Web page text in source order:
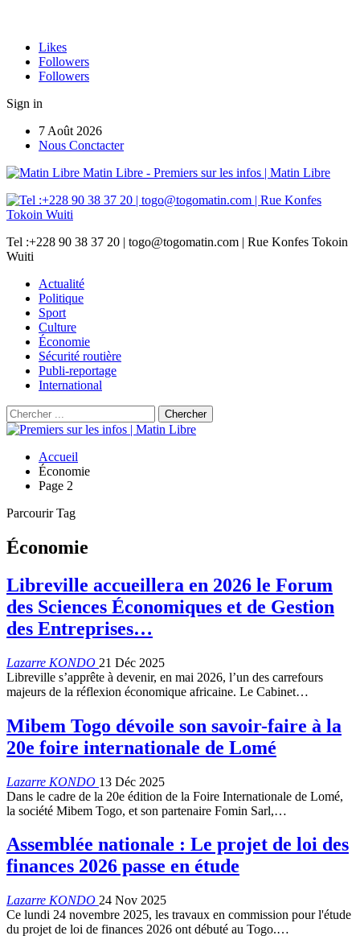
Likes
Followers
Followers
Sign in
7 Août 2026
Nous Conctacter
Matin Libre - Premiers sur les infos | Matin Libre
Tel :+228 90 38 37 20 | togo@togomatin.com | Rue Konfes Tokoin
Wuiti
Actualité
Politique
Sport
Culture
Économie
Sécurité routière
Publi-reportage
International
Accueil
Économie
Page 2
Parcourir Tag
Économie
Libreville accueillera en 2026 le Forum
des Sciences Économiques et de Gestion
des Entreprises…
Lazarre KONDO 21 Déc 2025
Libreville s’apprête à devenir, en mai 2026, l’un des carrefours
majeurs de la réflexion économique africaine. Le Cabinet…
Mibem Togo dévoile son savoir-faire à la
20e foire internationale de Lomé
Lazarre KONDO 13 Déc 2025
Dans le cadre de la 20e édition de la Foire Internationale de Lomé,
la société Mibem Togo, et son partenaire Fomin Sarl,…
Assemblée nationale : Le projet de loi des
finances 2026 passe en étude
Lazarre KONDO 24 Nov 2025
Ce lundi 24 novembre 2025, les travaux en commission pour l'étude
du projet de loi de finances 2026 ont débuté au Togo.…